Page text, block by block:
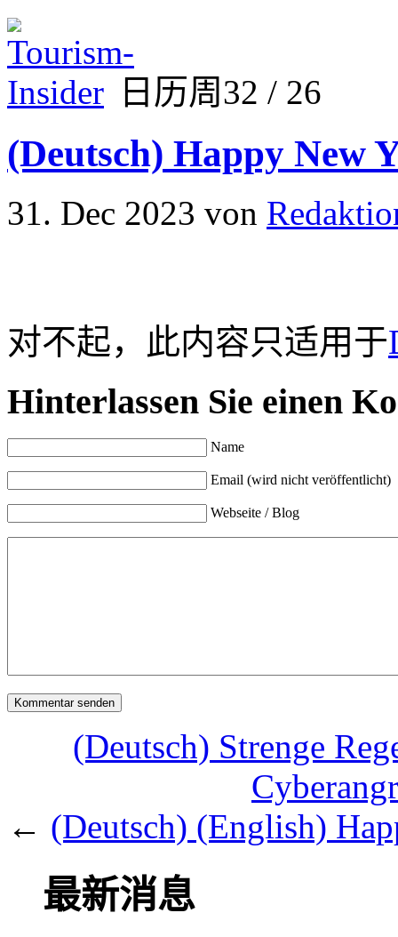
日历周32 / 26
(Deutsch) Happy New
31. Dec 2023 von
对不起，此内容只适用于
Hinterlassen Sie einen
Name
Email (wird nicht veröffentlicht)
Webseite / Blog
(Deutsch) Strenge
← (Deutsch) (English)
最新消息